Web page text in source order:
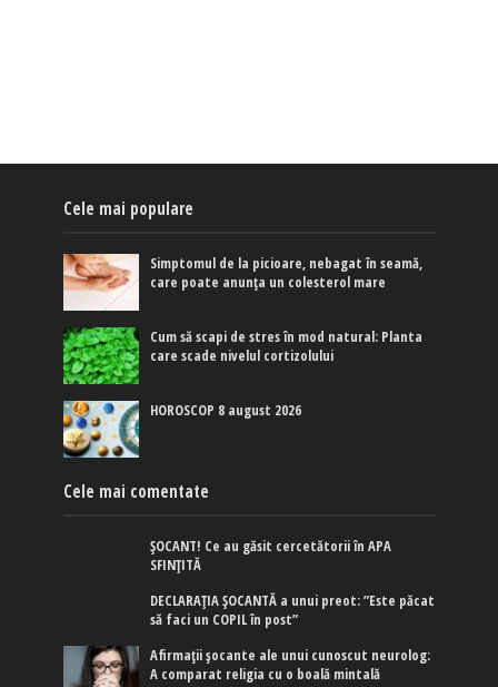
Cele mai populare
Simptomul de la picioare, nebagat în seamă,
care poate anunța un colesterol mare
Cum să scapi de stres în mod natural: Planta
care scade nivelul cortizolului
HOROSCOP 8 august 2026
Cele mai comentate
ȘOCANT! Ce au găsit cercetătorii în APA
SFINȚITĂ
DECLARAȚIA ȘOCANTĂ a unui preot: ”Este păcat
să faci un COPIL în post”
Afirmaţii şocante ale unui cunoscut neurolog:
A comparat religia cu o boală mintală